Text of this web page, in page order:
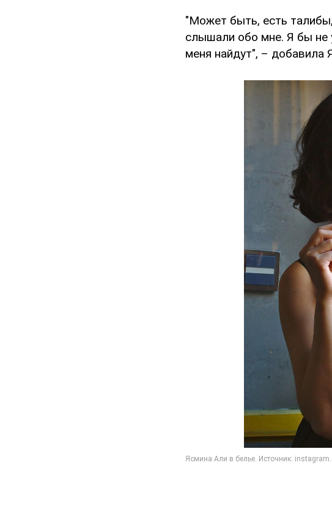
"Может быть, есть
слышали обо мне. Я бы не
меня найдут", – добавила